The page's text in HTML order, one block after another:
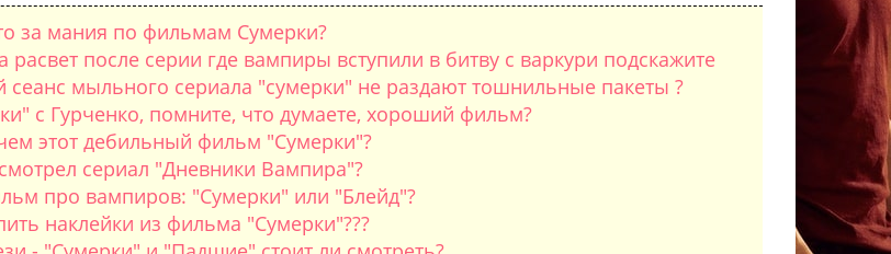
за мания по фильмам Сумерки?
после серии где вампиры вступили в битву с варкури подскажите
мыльного сериала "сумерки" не раздают тошнильные пакеты ?
с Гурченко, помните, что думаете, хороший фильм?
этот дебильный фильм "Сумерки"?
сериал "Дневники Вампира"?
про вампиров: "Сумерки" или "Блейд"?
наклейки из фильма "Сумерки"???